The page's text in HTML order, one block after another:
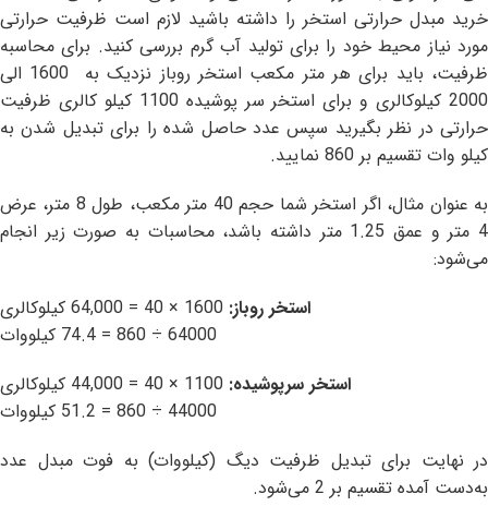
خرید مبدل حرارتی استخر را داشته باشید لازم است ظرفیت حرارتی
مورد نیاز محیط خود را برای تولید آب گرم بررسی کنید. برای محاسبه
ظرفیت، باید برای هر متر مکعب استخر روباز نزدیک به 1600 الی
2000 کیلوکالری و برای استخر سر پوشیده 1100 کیلو کالری ظرفیت
حرارتی در نظر بگیرید سپس عدد حاصل شده را برای تبدیل شدن به
کیلو وات تقسیم بر 860 نمایید.
به عنوان مثال، اگر استخر شما حجم 40 متر مکعب، طول 8 متر، عرض
4 متر و عمق 1.25 متر داشته باشد، محاسبات به صورت زیر انجام
می‌شود:
استخر روباز:
64000 ÷ 860 = 74.4 کیلووات
استخر سرپوشیده:
44000 ÷ 860 = 51.2 کیلووات
در نهایت برای تبدیل ظرفیت دیگ (کیلووات) به فوت مبدل عدد
به‌دست آمده تقسیم بر 2 می‌شود.